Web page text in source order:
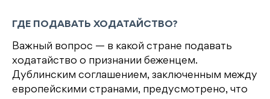
ГДЕ ПОДАВАТЬ ХОДАТАЙСТВО?
Важный вопрос — в какой стране подавать
ходатайство о признании беженцем.
Дублинским соглашением, заключенным между
европейскими странами, предусмотрено, что